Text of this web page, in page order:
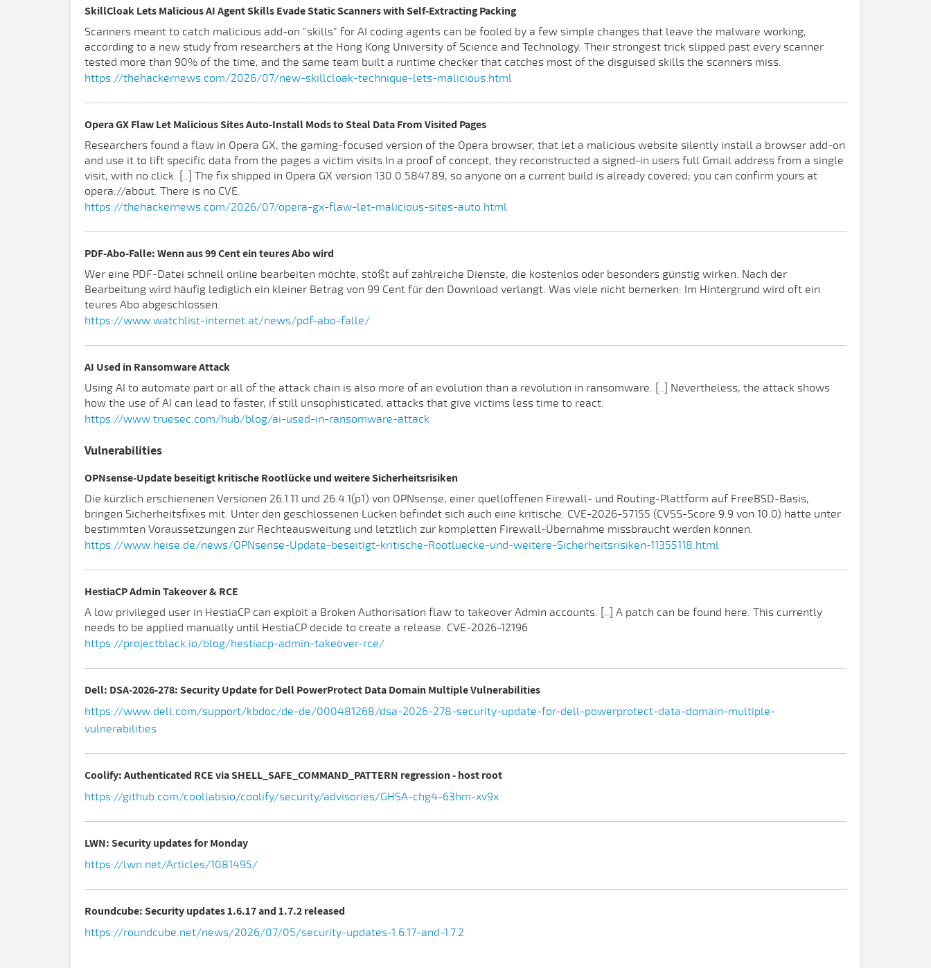
SkillCloak Lets Malicious AI Agent Skills Evade Static Scanners with Self-Extracting Packing
Scanners meant to catch malicious add-on "skills" for AI coding agents can be fooled by a few simple changes that leave the malware working,
according to a new study from researchers at the Hong Kong University of Science and Technology. Their strongest trick slipped past every scanner
tested more than 90% of the time, and the same team built a runtime checker that catches most of the disguised skills the scanners miss.
https://thehackernews.com/2026/07/new-skillcloak-technique-lets-malicious.html
Opera GX Flaw Let Malicious Sites Auto-Install Mods to Steal Data From Visited Pages
Researchers found a flaw in Opera GX, the gaming-focused version of the Opera browser, that let a malicious website silently install a browser add-on
and use it to lift specific data from the pages a victim visits.In a proof of concept, they reconstructed a signed-in users full Gmail address from a single
visit, with no click. [..] The fix shipped in Opera GX version 130.0.5847.89, so anyone on a current build is already covered; you can confirm yours at
opera://about. There is no CVE.
https://thehackernews.com/2026/07/opera-gx-flaw-let-malicious-sites-auto.html
PDF-Abo-Falle: Wenn aus 99 Cent ein teures Abo wird
Wer eine PDF-Datei schnell online bearbeiten möchte, stößt auf zahlreiche Dienste, die kostenlos oder besonders günstig wirken. Nach der
Bearbeitung wird häufig lediglich ein kleiner Betrag von 99 Cent für den Download verlangt. Was viele nicht bemerken: Im Hintergrund wird oft ein
teures Abo abgeschlossen.
https://www.watchlist-internet.at/news/pdf-abo-falle/
AI Used in Ransomware Attack
Using AI to automate part or all of the attack chain is also more of an evolution than a revolution in ransomware. [..] Nevertheless, the attack shows
how the use of AI can lead to faster, if still unsophisticated, attacks that give victims less time to react.
https://www.truesec.com/hub/blog/ai-used-in-ransomware-attack
Vulnerabilities
OPNsense-Update beseitigt kritische Rootlücke und weitere Sicherheitsrisiken
Die kürzlich erschienenen Versionen 26.1.11 und 26.4.1(p1) von OPNsense, einer quelloffenen Firewall- und Routing-Plattform auf FreeBSD-Basis,
bringen Sicherheitsfixes mit. Unter den geschlossenen Lücken befindet sich auch eine kritische: CVE-2026-57155 (CVSS-Score 9.9 von 10.0) hätte unter
bestimmten Voraussetzungen zur Rechteausweitung und letztlich zur kompletten Firewall-Übernahme missbraucht werden können.
https://www.heise.de/news/OPNsense-Update-beseitigt-kritische-Rootluecke-und-weitere-Sicherheitsrisiken-11355118.html
HestiaCP Admin Takeover & RCE
A low privileged user in HestiaCP can exploit a Broken Authorisation flaw to takeover Admin accounts. [..] A patch can be found here. This currently
needs to be applied manually until HestiaCP decide to create a release. CVE-2026-12196
https://projectblack.io/blog/hestiacp-admin-takeover-rce/
Dell: DSA-2026-278: Security Update for Dell PowerProtect Data Domain Multiple Vulnerabilities
https://www.dell.com/support/kbdoc/de-de/000481268/dsa-2026-278-security-update-for-dell-powerprotect-data-domain-multiple-
vulnerabilities
Coolify: Authenticated RCE via SHELL_SAFE_COMMAND_PATTERN regression - host root
https://github.com/coollabsio/coolify/security/advisories/GHSA-chg4-63hm-xv9x
LWN: Security updates for Monday
https://lwn.net/Articles/1081495/
Roundcube: Security updates 1.6.17 and 1.7.2 released
https://roundcube.net/news/2026/07/05/security-updates-1.6.17-and-1.7.2